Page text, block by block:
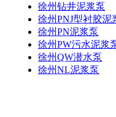
徐州钻井泥浆泵
徐州PNJ型衬胶泥
徐州PN泥浆泵
徐州PW污水泥浆
徐州QW潜水泵
徐州NL泥浆泵